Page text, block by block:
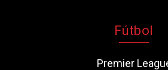
Fútbol
Premier